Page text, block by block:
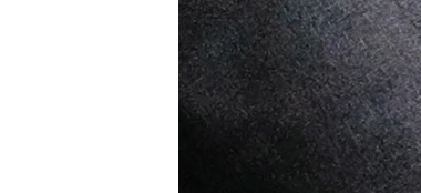
УКРАЇНСЬКА ПРОБЛЕМА КРИМУ